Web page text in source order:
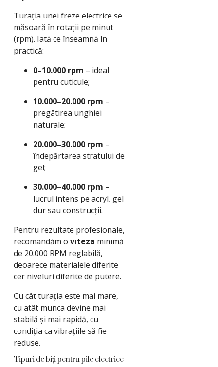
Turația unei freze electrice se
măsoară în rotații pe minut
(rpm). Iată ce înseamnă în
practică:
0–10.000 rpm – ideal
pentru cuticule;
10.000–20.000 rpm –
pregătirea unghiei
naturale;
20.000–30.000 rpm –
îndepărtarea stratului de
gel;
30.000–40.000 rpm –
lucrul intens pe acryl, gel
dur sau construcții.
Pentru rezultate profesionale,
recomandăm o viteza minimă
de 20.000 RPM reglabilă,
deoarece materialele diferite
cer niveluri diferite de putere.
Cu cât turația este mai mare,
cu atât munca devine mai
stabilă și mai rapidă, cu
condiția ca vibrațiile să fie
reduse.
Tipuri de biți pentru pile electrice